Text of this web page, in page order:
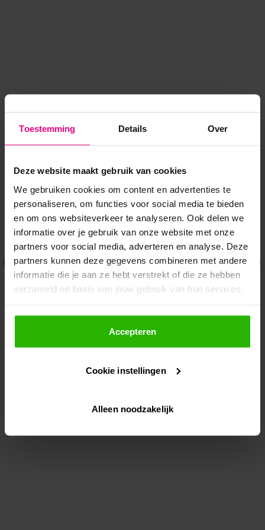
Toestemming Details Over
Deze website maakt gebruik van cookies
We gebruiken cookies om content en advertenties te
personaliseren, om functies voor social media te bieden
en om ons websiteverkeer te analyseren. Ook delen we
informatie over je gebruik van onze website met onze
partners voor social media, adverteren en analyse. Deze
partners kunnen deze gegevens combineren met andere
informatie die je aan ze hebt verstrekt of die ze hebben
verzameld op basis van jouw gebruik van hun services.
Als je op "Accepteer" klikt, dan geef je Voordeeluitjes.nl
toestemming om cookies voor social media en
gepersonaliseerde advertenties te plaatsen.
Lees hier meer over in onsprivacybeleid
Via "Cookie instellingen" kun je ook zelf instellen welke
Accepteren
Cookie instellingen
Alleen noodzakelijk
Application error: a client-side exception has occurred while
loadingwww.voordeeluitjes.nl (see the browser console for more
information).